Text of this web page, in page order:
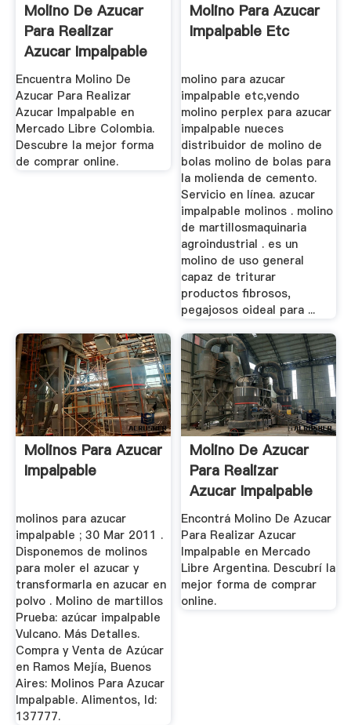
Molino De Azucar
Para Realizar
Azucar Impalpable
En ...
Encuentra Molino De
Azucar Para Realizar
Azucar Impalpable en
Mercado Libre Colombia.
Descubre la mejor forma
de comprar online.
Molino Para Azucar
Impalpable Etc
molino para azucar
impalpable etc,vendo
molino perplex para azucar
impalpable nueces
distribuidor de molino de
bolas molino de bolas para
la molienda de cemento.
Servicio en línea. azucar
impalpable molinos . molino
de martillosmaquinaria
agroindustrial . es un
molino de uso general
capaz de triturar
productos fibrosos,
pegajosos oideal para ...
Molinos Para Azucar
Impalpable
molinos para azucar
impalpable ; 30 Mar 2011 .
Disponemos de molinos
para moler el azucar y
transformarla en azucar en
polvo . Molino de martillos
Prueba: azúcar impalpable
Vulcano. Más Detalles.
Compra y Venta de Azúcar
en Ramos Mejía, Buenos
Aires: Molinos Para Azucar
Impalpable. Alimentos, Id:
137777.
Molino De Azucar
Para Realizar
Azucar Impalpable
En ...
Encontrá Molino De Azucar
Para Realizar Azucar
Impalpable en Mercado
Libre Argentina. Descubrí la
mejor forma de comprar
online.